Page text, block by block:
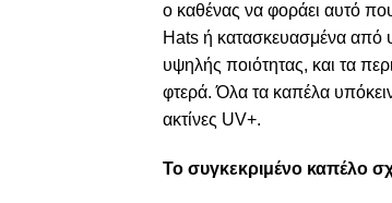
ο καθένας να φοράει αυτό
Hats ή κατασκευασμένα από
υψηλής ποιότητας, και τα
φτερά. Όλα τα καπέλα
ακτίνες UV+.
Το συγκεκριμένο καπέλο